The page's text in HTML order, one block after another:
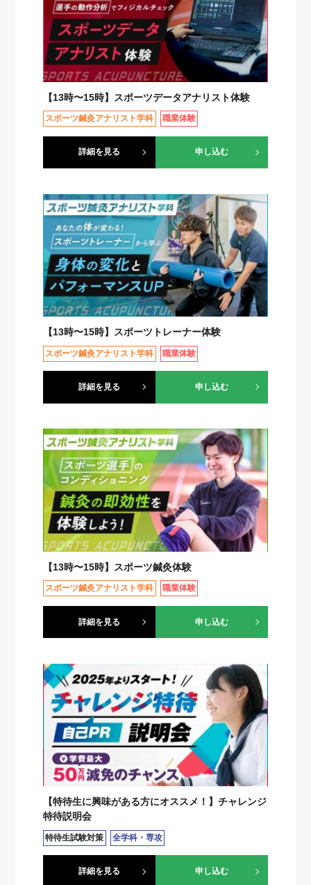
【13時〜15時】スポーツデータアナリスト体験
スポーツ鍼灸アナリスト学科 職業体験
詳細を見る 申し込む
【13時〜15時】スポーツトレーナー体験
スポーツ鍼灸アナリスト学科 職業体験
詳細を見る 申し込む
【13時〜15時】スポーツ鍼灸体験
スポーツ鍼灸アナリスト学科 職業体験
詳細を見る 申し込む
【特待生に興味がある方にオススメ！】チャレンジ
特待説明会
特待生試験対策 全学科・専攻
詳細を見る 申し込む